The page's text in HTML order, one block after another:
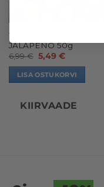
Vinnutatud liha MILD
JALAPENO 50g
6,99€ 5,49 €
LISA OSTUKORVI
KIIRVAADE